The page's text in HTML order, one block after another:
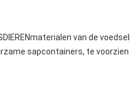
van de
sapcontainers, te